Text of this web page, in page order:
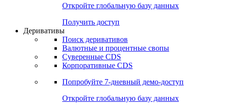
Откройте глобальную базу данных
Получить доступ
Деривативы
Поиск деривативов
Валютные и процентные свопы
Суверенные CDS
Корпоративные CDS
Попробуйте 7-дневный демо-доступ
Откройте глобальную базу данных